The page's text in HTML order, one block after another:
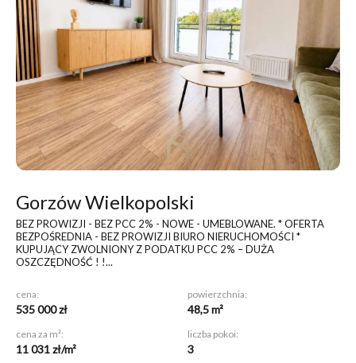
Gorzów Wielkopolski
BEZ PROWIZJI - BEZ PCC 2% - NOWE - UMEBLOWANE. * OFERTA
BEZPOŚREDNIA - BEZ PROWIZJI BIURO NIERUCHOMOŚCI *
KUPUJĄCY ZWOLNIONY Z PODATKU PCC 2% – DUŻA
OSZCZĘDNOŚĆ ! !...
cena:
535 000 zł
powierzchnia:
48,5 m²
cena za m²:
11 031 zł/m²
liczba pokoi:
3